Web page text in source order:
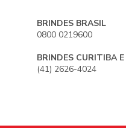
BRINDES BRASIL
0800 0219600
BRINDES CURITIBA
(41) 2626-4024